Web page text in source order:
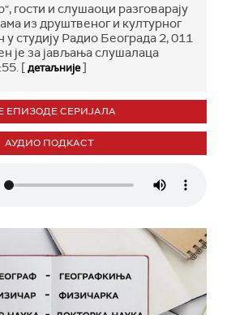
гости и слушаоци разговарају
из друштвеног и културног
студију Радио Београда 2, 011
је за јављања слушалаца
[детаљније]
ЕПИЗОДЕ СЕРИЈАЛА
АУДИО ПОДКАСТ